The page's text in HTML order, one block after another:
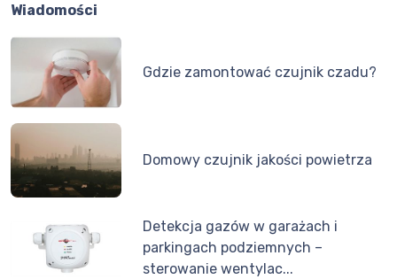
Wiadomości
Gdzie zamontować czujnik czadu?
Domowy czujnik jakości powietrza
Detekcja gazów w garażach i
parkingach podziemnych –
sterowanie wentylac...